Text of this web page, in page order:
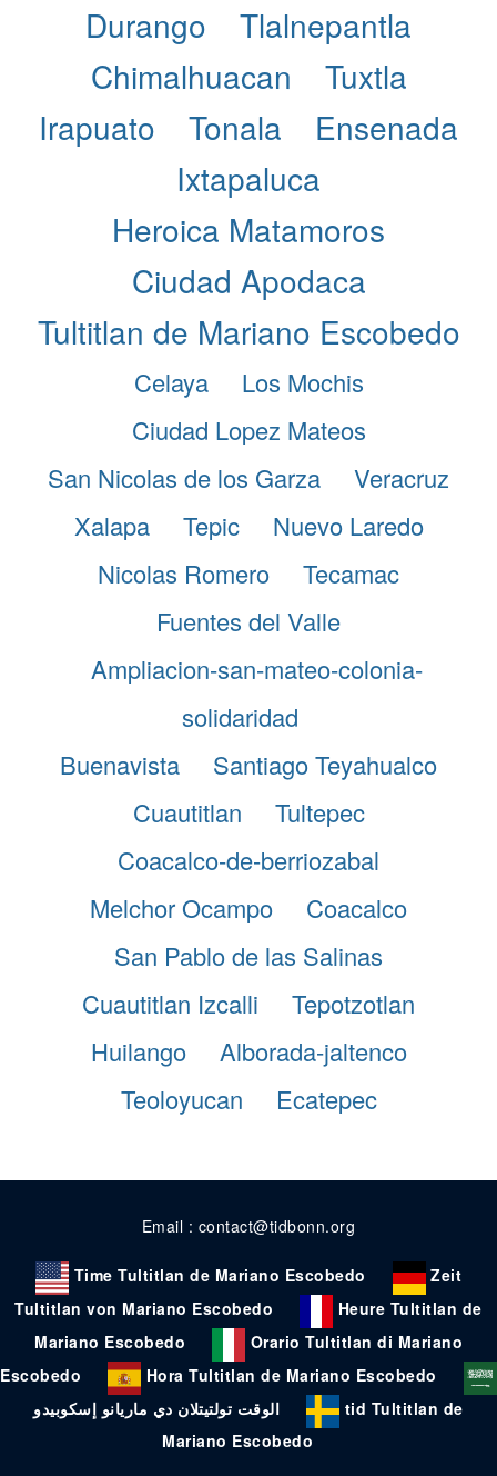
Durango
Tlalnepantla
Chimalhuacan
Tuxtla
Irapuato
Tonala
Ensenada
Ixtapaluca
Heroica Matamoros
Ciudad Apodaca
Tultitlan de Mariano Escobedo
Celaya
Los Mochis
Ciudad Lopez Mateos
San Nicolas de los Garza
Veracruz
Xalapa
Tepic
Nuevo Laredo
Nicolas Romero
Tecamac
Fuentes del Valle
Ampliacion-san-mateo-colonia-
solidaridad
Buenavista
Santiago Teyahualco
Cuautitlan
Tultepec
Coacalco-de-berriozabal
Melchor Ocampo
Coacalco
San Pablo de las Salinas
Cuautitlan Izcalli
Tepotzotlan
Huilango
Alborada-jaltenco
Teoloyucan
Ecatepec
Email : contact@tidbonn.org
Time Tultitlan de Mariano Escobedo
Zeit
Tultitlan von Mariano Escobedo
Heure Tultitlan de
Mariano Escobedo
Orario Tultitlan di Mariano
Escobedo
Hora Tultitlan de Mariano Escobedo
الوقت تولتيتلان دي ماريانو إسكوبيدو
tid Tultitlan de
Mariano Escobedo